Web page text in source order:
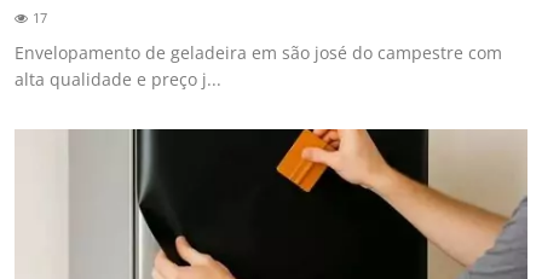
17
Envelopamento de geladeira em são josé do campestre com
alta qualidade e preço j...